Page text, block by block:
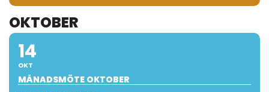
OKTOBER
14
OKT
MÅNADSMÖTE OKTOBER